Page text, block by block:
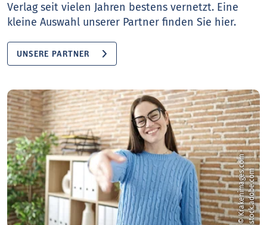
Verlag seit vielen Jahren bestens vernetzt. Eine
kleine Auswahl unserer Partner finden Sie hier.
UNSERE PARTNER
©
K
r
a
k
e
n
i
m
a
g
es
.
c
o
m
-
s
t
o
c
k
.
a
d
o
b
e
.
c
om